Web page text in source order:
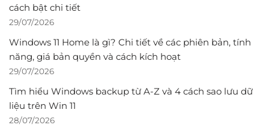
cách bật chi tiết
29/07/2026
Windows 11 Home là gì? Chi tiết về các phiên bản, tính
năng, giá bản quyền và cách kích hoạt
29/07/2026
Tìm hiểu Windows backup từ A-Z và 4 cách sao lưu dữ
liệu trên Win 11
28/07/2026